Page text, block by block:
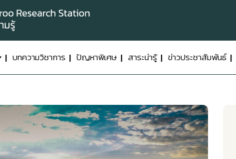
บทความวิชาการ ปัญหาพิเศษ สาระน่ารู้ ข่าวประชาสัมพันธ์